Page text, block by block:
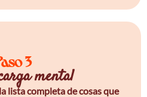
3
mental
lista completa de cosas que